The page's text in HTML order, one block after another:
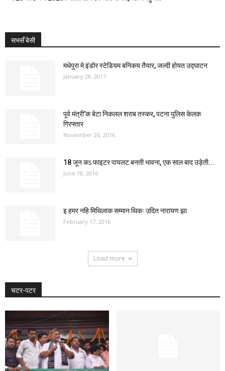
सभसँ बेसी
मधेपुरा मे इंडोर स्टेडियम बनिकय तैयार, जल्दी होयत उद्घाटन
January 28, 2017
पूर्व मंत्री’क बेटा निकलल शराब तस्कर, पटना पुलिस केलक
गिरफ्तार
November 26, 2016
18 जून कऽ फाइटर पायलट बनती भावना, एक साल बाद उड़ेती...
June 18, 2016
इ हमर नहि मिथिलाक सम्मान थिकः उदित नारायण झा
February 17, 2016
Load more
चटर-पटर